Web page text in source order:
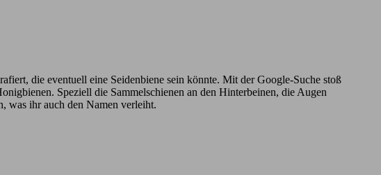
die eventuell eine Seidenbiene sein könnte. Mit der Google-Suche stoß
Speziell die Sammelschienen an den Hinterbeinen, die Augen
was ihr auch den Namen verleiht.